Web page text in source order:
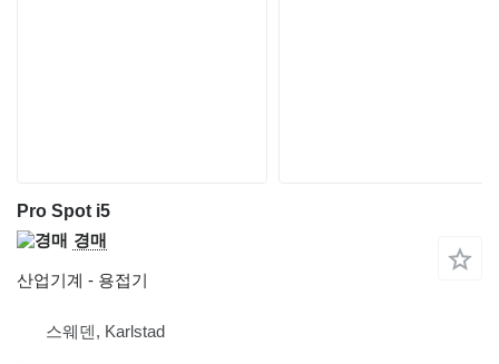
Pro Spot i5
경매
산업기계 - 용접기
스웨덴, Karlstad